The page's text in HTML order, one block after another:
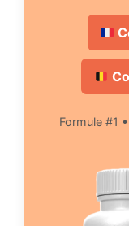
Formule #1